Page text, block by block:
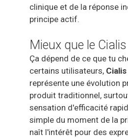
clinique et de la réponse
principe actif.
Mieux que le
Ça dépend de ce que tu
certains utilisateurs,
représente une évolution
produit traditionnel,
sensation d'efficacité
simple du moment de la
naît l'intérêt pour des